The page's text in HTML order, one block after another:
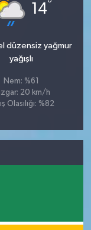
14°
düzensiz yağmur
yağışlı
Nem: %61
20 km/h
Olasılığı: %82